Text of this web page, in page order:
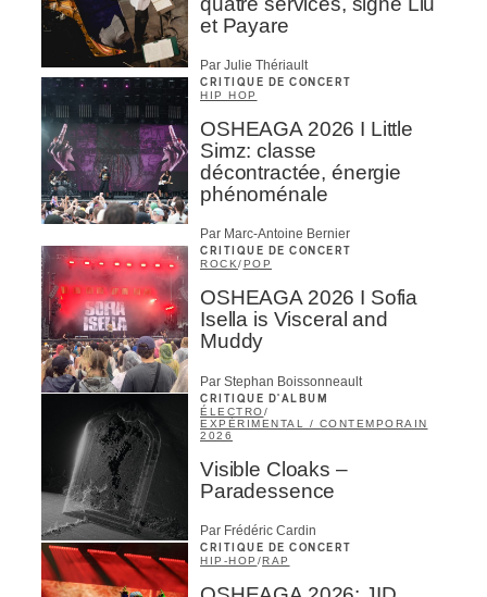
et Payare
Par Julie Thériault
CRITIQUE DE CONCERT
HIP HOP
OSHEAGA 2026 I Little
Simz: classe
décontractée, énergie
phénoménale
Par Marc-Antoine Bernier
CRITIQUE DE CONCERT
ROCK/ POP
OSHEAGA 2026 I Sofia
Isella is Visceral and
Muddy
Par Stephan Boissonneault
CRITIQUE D'ALBUM
ÉLECTRO/
EXPÉRIMENTAL / CONTEMPORAIN
2026
Visible Cloaks –
Paradessence
Par Frédéric Cardin
CRITIQUE DE CONCERT
HIP-HOP /RAP
Artiste
CAPTCHA
M'INSCRIRE